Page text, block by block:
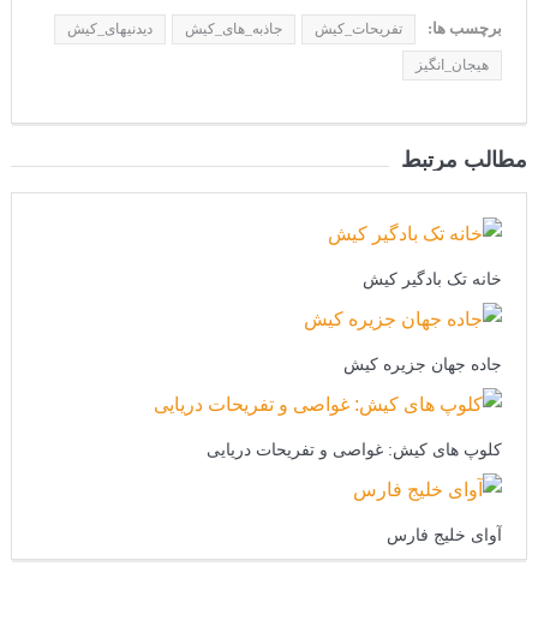
برچسب ها: تفریحات_کیش جاذبه_های_کیش دیدنیهای_کیش
هیجان_انگیز
مطالب مرتبط
خانه تک بادگیر کیش
جاده جهان جزیره کیش
کلوپ های کیش: غواصی و تفریحات دریایی
آوای خلیج فارس